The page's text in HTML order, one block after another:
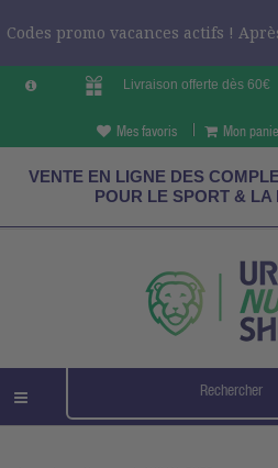
Codes promo vacances actifs !
Livraison offerte dès 60€
Mes favoris Mon
VENTE EN LIGNE DES
POUR LE SPORT & LA